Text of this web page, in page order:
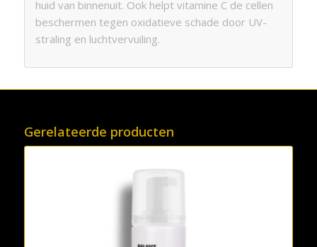
huid van binnenuit. Ook helpt vitamine C de cellen
beschermen tegen oxidatieve schade door UV-
straling en luchtvervuiling.
Gerelateerde producten